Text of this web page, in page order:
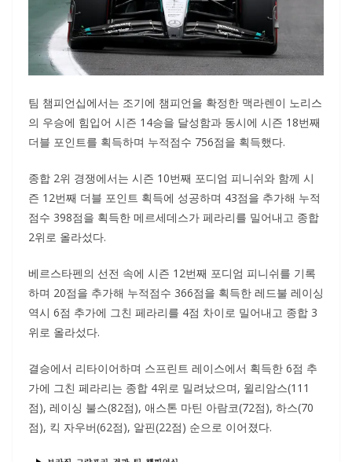
팀 챔피언십에서는 조기에 챔피언을 확정한 맥라렌이 노리스
의 우승에 힘입어 시즌 14승을 달성함과 동시에 시즌 18번째
더블 포인트를 획득하며 누적점수 756점을 획득했다.
종합 2위 경쟁에서는 시즌 10번째 포디엄 피니쉬와 함께 시
즌 12번째 더블 포인트 획득에 성공하며 43점을 추가해 누적
점수 398점을 획득한 메르세데스가 페라리를 밀어내고 종합
2위로 올라섰다.
베르스타펜의 선전 속에 시즌 12번째 포디엄 피니쉬를 기록
하며 20점을 추가해 누적점수 366점을 획득한 레드불 레이싱
역시 6점 추가에 그친 페라리를 4점 차이로 밀어내고 종합 3
위로 올라섰다.
결승에서 리타이어하며 스프린트 레이스에서 획득한 6점 추
가에 그친 페라리는 종합 4위로 밀려났으며, 윌리암스(111
점), 레이싱 불스(82점), 애스톤 마틴 아람코(72점), 하스(70
점), 킥 자우버(62점), 알핀(22점) 순으로 이어졌다.